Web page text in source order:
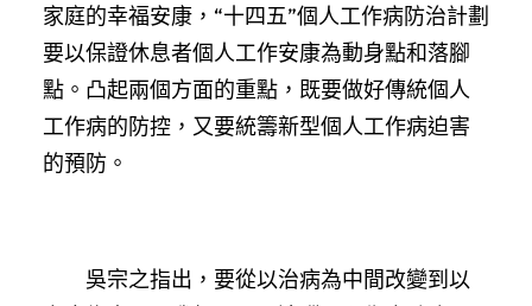
家庭的幸福安康，“十四五”個人工作病防治計劃
要以保證休息者個人工作安康為動身點和落腳
點。凸起兩個方面的重點，既要做好傳統個人
工作病的防控，又要統籌新型個人工作病迫害
的預防。
吳宗之指出，要從以治病為中間改變到以